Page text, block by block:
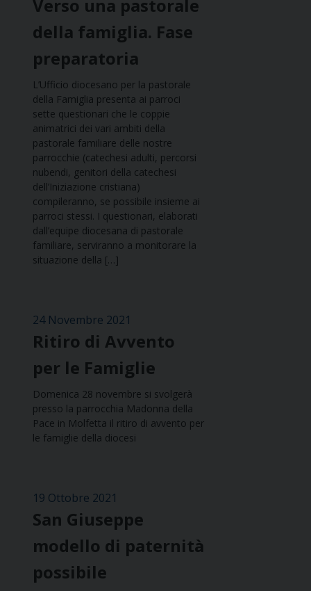
Verso una pastorale
della famiglia. Fase
preparatoria
L’Ufficio diocesano per la pastorale
della Famiglia presenta ai parroci
sette questionari che le coppie
animatrici dei vari ambiti della
pastorale familiare delle nostre
parrocchie (catechesi adulti, percorsi
nubendi, genitori della catechesi
dell’Iniziazione cristiana)
compileranno, se possibile insieme ai
parroci stessi. I questionari, elaborati
dall’equipe diocesana di pastorale
familiare, serviranno a monitorare la
situazione della […]
24 Novembre 2021
Ritiro di Avvento
per le Famiglie
Domenica 28 novembre si svolgerà
presso la parrocchia Madonna della
Pace in Molfetta il ritiro di avvento per
le famiglie della diocesi
19 Ottobre 2021
San Giuseppe
modello di paternità
possibile